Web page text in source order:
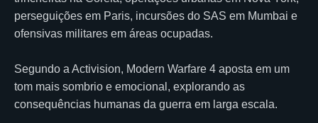
perseguições em Paris, incursões do SAS em Mumbai e
ofensivas militares em áreas ocupadas.
Segundo a Activision, Modern Warfare 4 aposta em um
tom mais sombrio e emocional, explorando as
consequências humanas da guerra em larga escala.